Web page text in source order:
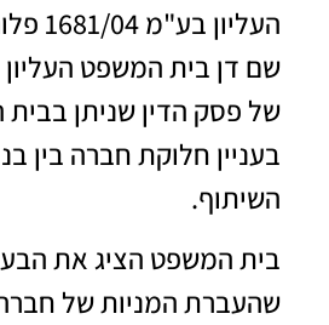
שם דן בית המשפט העליון
של פסק הדין שניתן
בעניין חלוקת חברה בין
השיתוף.
בית המשפט הציג את
שהעברת המניות של